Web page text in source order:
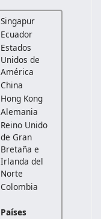
Singapur
Ecuador
Estados
Unidos de
América
China
Hong Kong
Alemania
Reino Unido
de Gran
Bretaña e
Irlanda del
Norte
Colombia
Países